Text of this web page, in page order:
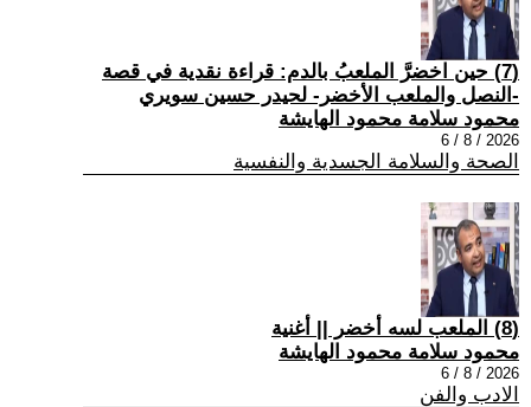
(7) حين اخضرَّ الملعبُ بالدم: قراءة نقدية في قصة
-النصل والملعب الأخضر- لحيدر حسين سويري
محمود سلامة محمود الهايشة
2026 / 8 / 6
الصحة والسلامة الجسدية والنفسية
(8) الملعب لسه أخضر || أغنية
محمود سلامة محمود الهايشة
2026 / 8 / 6
الادب والفن